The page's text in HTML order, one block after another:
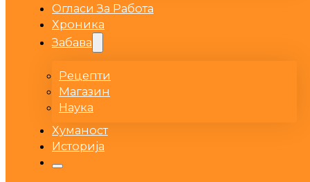
Огласи За Работа
Хроника
Забава
Рецепти
Магазин
Наука
Хуманост
Историја